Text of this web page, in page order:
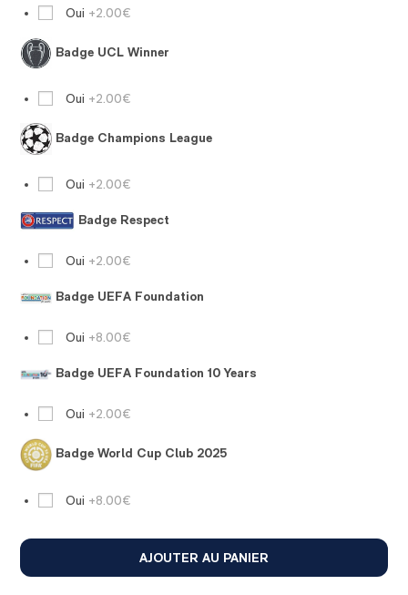
Oui +2.00€
Badge UCL Winner
Oui +2.00€
Badge Champions League
Oui +2.00€
Badge Respect
Oui +2.00€
Badge UEFA Foundation
Oui +8.00€
Badge UEFA Foundation 10 Years
Oui +2.00€
Badge World Cup Club 2025
Oui +8.00€
AJOUTER AU PANIER